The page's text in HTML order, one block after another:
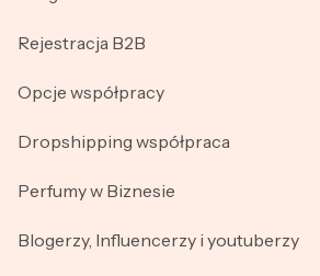
Rejestracja B2B
Opcje współpracy
Dropshipping współpraca
Perfumy w Biznesie
Blogerzy, Influencerzy i youtuberzy